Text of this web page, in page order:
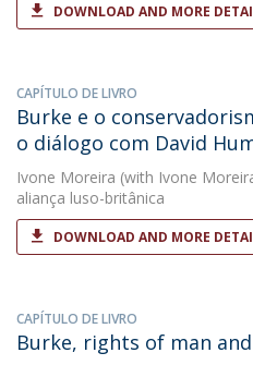
DOWNLOAD AND MORE
CAPÍTULO DE LIVRO
Burke e o
o diálogo com David
Ivone Moreira (with Ivone
aliança luso-britânica
DOWNLOAD AND MORE
CAPÍTULO DE LIVRO
Burke, rights of man